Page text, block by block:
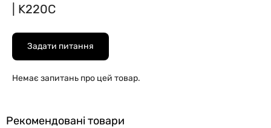
| K220C
Задати питання
Немає запитань про цей товар.
Рекомендовані товари